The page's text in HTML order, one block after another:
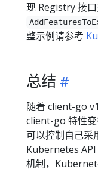
现 Registry 接
整示例请参考
总结
随着 client-go
client-go 特性变
可以控制自己采
Kubernetes
机制，